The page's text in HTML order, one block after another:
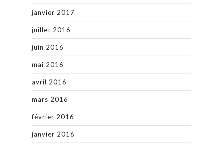
janvier 2017
juillet 2016
juin 2016
mai 2016
avril 2016
mars 2016
février 2016
janvier 2016